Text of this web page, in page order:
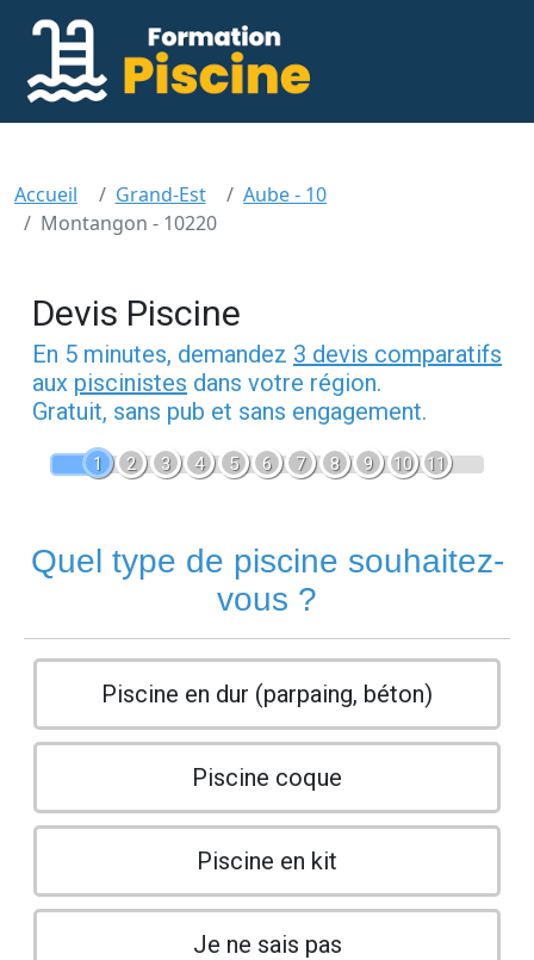
Accueil Grand-Est
Aube - 10
Montangon - 10220
Devis Piscine
En 5 minutes, demandez 3 devis comparatifs
aux piscinistes dans votre région.
Gratuit, sans pub et sans engagement.
1 2 3 4 5 6 7 8 9 10 11
Quel type de piscine souhaitez-
vous ?
Piscine en dur (parpaing, béton)
Piscine coque
Piscine en kit
Je ne sais pas